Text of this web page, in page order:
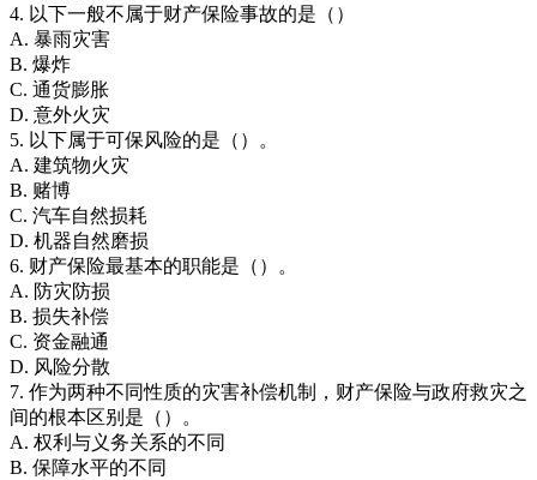
4. 以下一般不属于财产保险事故的是（）
A. 暴雨灾害
B. 爆炸
C. 通货膨胀
D. 意外火灾
5. 以下属于可保风险的是（）。
A. 建筑物火灾
B. 赌博
C. 汽车自然损耗
D. 机器自然磨损
6. 财产保险最基本的职能是（）。
A. 防灾防损
B. 损失补偿
C. 资金融通
D. 风险分散
7. 作为两种不同性质的灾害补偿机制，财产保险与政府救灾之
间的根本区别是（）。
A. 权利与义务关系的不同
B. 保障水平的不同